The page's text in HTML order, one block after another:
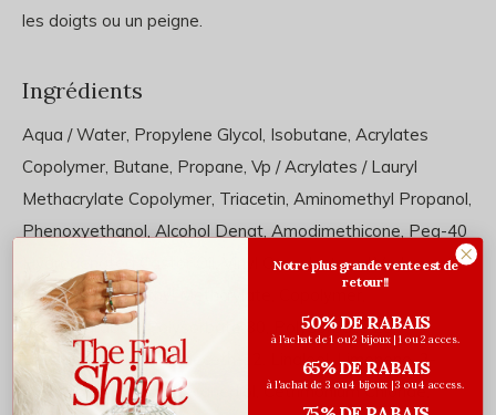
les doigts ou un peigne.
Ingrédients
Aqua / Water, Propylene Glycol, Isobutane, Acrylates
Copolymer, Butane, Propane, Vp / Acrylates / Lauryl
Methacrylate Copolymer, Triacetin, Aminomethyl Propanol,
Phenoxyethanol, Alcohol Denat, Amodimethicone, Peg-40
Hydrogenated Castor Oil, Vinyl Caprolactam / Vp /
Dimethylaminoethyl Methcrylate, Copolymer,
Methylparaben, Polysorbate 80, Polysorbate 20,
Benzophenone-4, Trideceth-12. Linalool, Limonene, 2-
Oleamido-1, 3-Octadecanediol, Cetrimonium Chloride,
Notre plus grande vente est de
retour!!
50% DE RABAIS
à l'achat de 1 ou 2 bijoux | 1 ou 2 acces.
65% DE RABAIS
à l'achat de 3 ou 4 bijoux | 3 ou 4 access.